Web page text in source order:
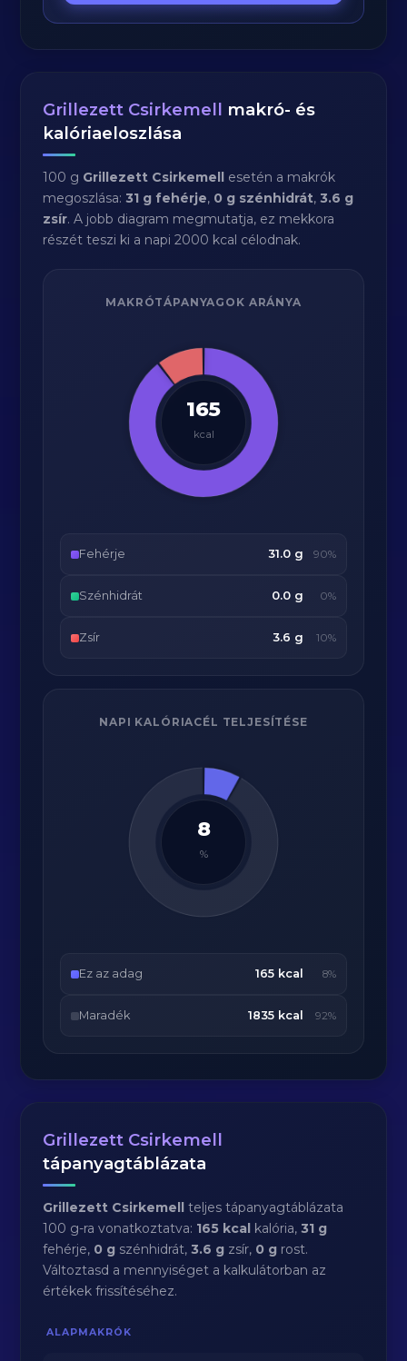
Grillezett Csirkemell makró- és
kalóriaeloszlása
100 g Grillezett Csirkemell esetén a makrók
megoszlása:31 g fehérje, 0 g szénhidrát,3.6 g
zsír. A jobb diagram megmutatja, ez mekkora
részét teszi ki a napi 2000 kcal célodnak.
MAKRÓTÁPANYAGOK ARÁNYA
165
kcal
Fehérje 31.0 g 90%
Szénhidrát 0.0 g 0%
Zsír 3.6 g 10%
NAPI KALÓRIACÉL TELJESÍTÉSE
8
%
Ez az adag 165 kcal 8%
Maradék 1835 kcal 92%
Grillezett Csirkemell
tápanyagtáblázata
Grillezett Csirkemell teljes tápanyagtáblázata
100 g-ra vonatkoztatva: 165 kcal kalória,31 g
fehérje, 0 g szénhidrát,3.6 g zsír, 0 g rost.
Változtasd a mennyiséget a kalkulátorban az
értékek frissítéséhez.
ALAPMAKRÓK